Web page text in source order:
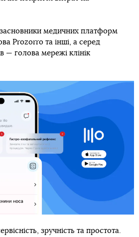
медичних платформ
Prozorro та інші, а серед
— голова мережі клінік
зручність та простота.